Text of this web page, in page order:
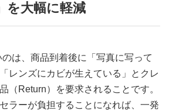
を大幅に軽減
は、商品到着後に「写真に写って
レンズにカビが生えている」とクレ
（Return）を要求されることです。
ラーが負担することになれば、一発